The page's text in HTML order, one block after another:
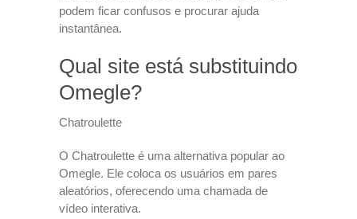
podem ficar confusos e procurar ajuda
instantânea.
Qual site está substituindo
Omegle?
Chatroulette
O Chatroulette é uma alternativa popular ao
Omegle. Ele coloca os usuários em pares
aleatórios, oferecendo uma chamada de
vídeo interativa.